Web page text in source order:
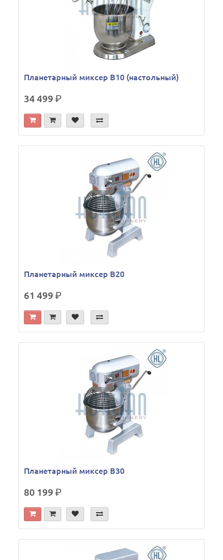
Планетарный миксер B10 (настольный)
34 499р.
Планетарный миксер B20
61 499р.
Планетарный миксер B30
80 199р.